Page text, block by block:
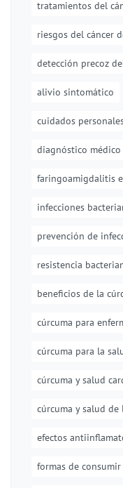
tratamientos del
riesgos del cáncer
detección precoz
alivio sintomático
cuidados
diagnóstico médico
faringoamigdalitis
infecciones
prevención de
resistencia
beneficios de la
cúrcuma para
cúrcuma para la
cúrcuma y salud
cúrcuma y salud de
efectos
formas de consumir